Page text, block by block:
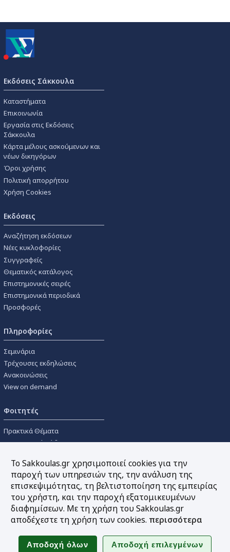
Εκδόσεις Σάκκουλα
Καταστήματα
Επικοινωνία
Εργασία στις Εκδόσεις
Σάκκουλα
Κάρτα μέλους ασκούμενων και
νέων δικηγόρων
Όροι χρήσης
Πολιτική απορρήτου
Χρήση Cookies
Εκδόσεις
Αναζήτηση εκδόσεων
Νέες κυκλοφορίες
Συγγραφείς
Θεματικός κατάλογος
Επιστημονικές σειρές
Επιστημονικά περιοδικά
Προσφορές
Πληροφορίες
Σεμινάρια
Τρέχουσες εκδηλώσεις
Ανακοινώσεις
View on demand
Φοιτητές
Πρακτικά Θέματα
Οικονομικοί Κώδικες
Συγγραμμάτων
Εργαλεία
Online υπολογισμός τόκων
Υπηρεσία Ηλεκτρονικής
Sitemap
Το Sakkoulas.gr χρησιμοποιεί cookies για την
παροχή των υπηρεσιών της, την ανάλυση της
επισκεψιμότητας, τη βελτιστοποίηση της εμπειρίας
του χρήστη, και την παροχή εξατομικευμένων
διαφημίσεων. Με τη χρήση του Sakkoulas.gr
αποδέχεστε τη χρήση των cookies. περισσότερα